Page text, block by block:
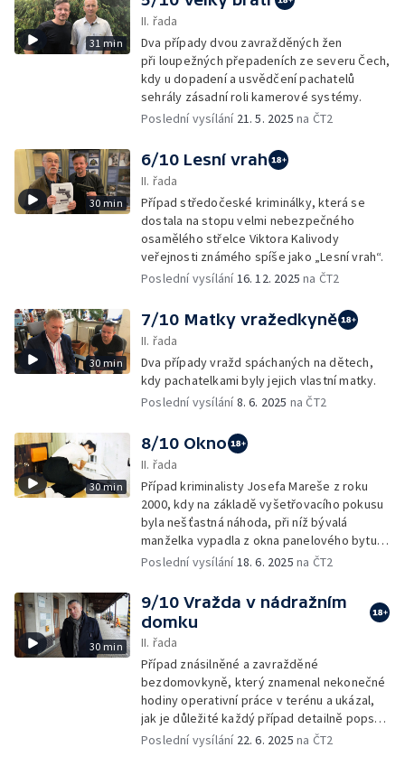
31 min
II. řada
Dva případy dvou zavražděných žen
při loupežných přepadeních ze severu Čech,
kdy u dopadení a usvědčení pachatelů
sehrály zásadní roli kamerové systémy.
Poslední vysílání 21. 5. 2025 na ČT2
30 min
6/10 Lesní vrah
II. řada
Případ středočeské kriminálky, která se
dostala na stopu velmi nebezpečného
osamělého střelce Viktora Kalivody
veřejnosti známého spíše jako „Lesní vrah“.
Poslední vysílání16. 12. 2025 na ČT2
30 min
7/10 Matky vražedkyně
II. řada
Dva případy vražd spáchaných na dětech,
kdy pachatelkami byly jejich vlastní matky.
Poslední vysílání8. 6. 2025 na ČT2
30 min
8/10 Okno
II. řada
Případ kriminalisty Josefa Mareše z roku
2000, kdy na základě vyšetřovacího pokusu
byla nešťastná náhoda, při níž bývalá
manželka vypadla z okna panelového bytu,
překvalifikována na vraždu.
Poslední vysílání18. 6. 2025 na ČT2
30 min
9/10 Vražda v nádražním
domku
II. řada
Případ znásilněné a zavražděné
bezdomovkyně, který znamenal nekonečné
hodiny operativní práce v terénu a ukázal,
jak je důležité každý případ detailně popsat
hned v úvodní fázi vyšetřování.
Poslední vysílání 22. 6. 2025 na ČT2